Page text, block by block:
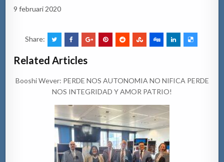
9 februari 2020
Share:
Related Articles
Booshi Wever: PERDE NOS AUTONOMIA NO NIFICA PERDE
NOS INTEGRIDAD Y AMOR PATRIO!